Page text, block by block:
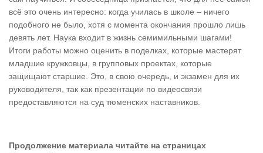
всё это очень интересно: когда училась в школе – ничего
подобного не было, хотя с момента окончания прошло лишь
девять лет. Наука входит в жизнь семимильными шагами!
Итоги работы можно оценить в поделках, которые мастерят
младшие кружковцы, в групповых проектах, которые
защищают старшие. Это, в свою очередь, и экзамен для их
руководителя, так как презентации по видеосвязи
предоставляются на суд тюменских наставников.
Продолжение материала читайте на страницах